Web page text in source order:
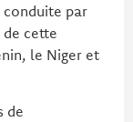
par
de cette
le Niger et
de